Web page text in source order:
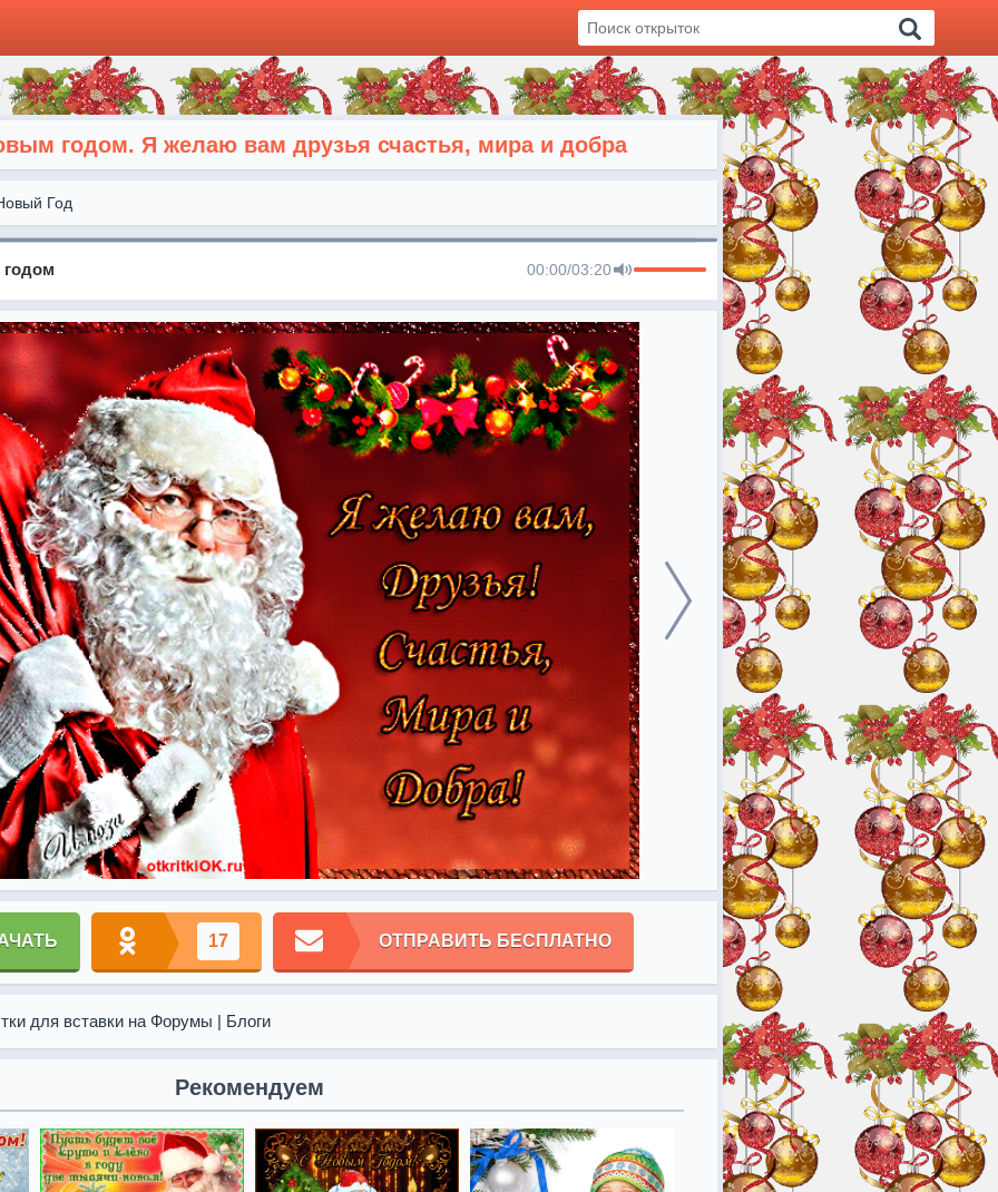
годом. Я желаю вам друзья счастья, мира и добра
Год
00:00/03:20
17 ОТПРАВИТЬ БЕСПЛАТНО
для вставки на Форумы | Блоги
Рекомендуем